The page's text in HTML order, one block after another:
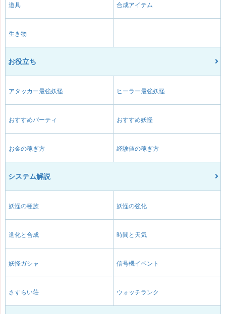
道具 合成アイテム
生き物
お役立ち
アタッカー最強妖怪 ヒーラー最強妖怪
おすすめパーティ おすすめ妖怪
お金の稼ぎ方 経験値の稼ぎ方
システム解説
妖怪の種族 妖怪の強化
進化と合成 時間と天気
妖怪ガシャ 信号機イベント
さすらい荘 ウォッチランク